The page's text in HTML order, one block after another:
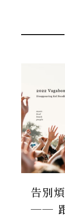
告別
── 跟